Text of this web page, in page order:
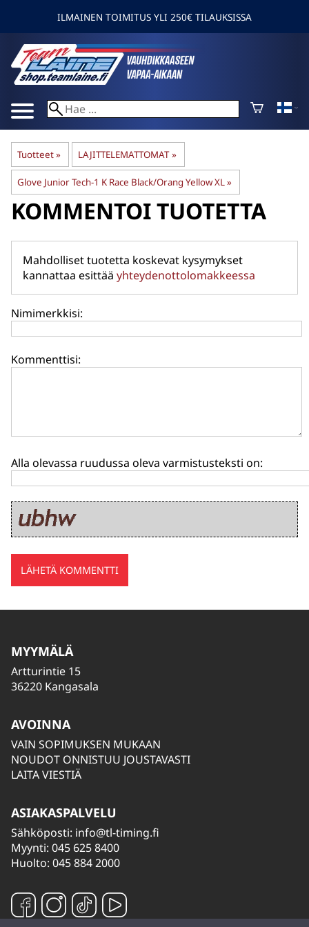
ILMAINEN TOIMITUS YLI 250€ TILAUKSISSA
Tuotteet‪» LAJITTELEMATTOMAT ‪»
Glove Junior Tech-1 K Race Black/Orang Yellow XL‪»
KOMMENTOI TUOTETTA
Mahdolliset tuotetta koskevat kysymykset
kannattaa esittää yhteydenottolomakkeessa
Nimimerkkisi:
Kommenttisi:
Alla olevassa ruudussa oleva varmistusteksti on:
MYYMÄLÄ
Artturintie 15
36220 Kangasala
AVOINNA
VAIN SOPIMUKSEN MUKAAN
NOUDOT ONNISTUU JOUSTAVASTI
LAITA VIESTIÄ
ASIAKASPALVELU
Sähköposti: info@tl-timing.fi
Myynti: 045 625 8400
Huolto: 045 884 2000